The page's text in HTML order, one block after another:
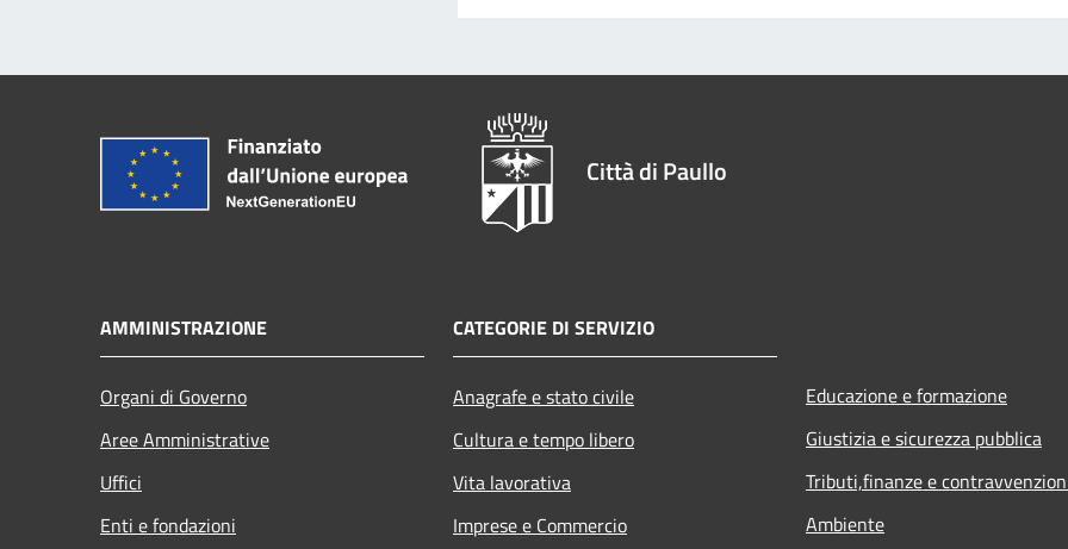
Città di Paullo
AMMINISTRAZIONE
Organi di Governo
Aree Amministrative
Uffici
Enti e fondazioni
CATEGORIE DI SERVIZIO
Anagrafe e stato civile
Cultura e tempo libero
Vita lavorativa
Imprese e Commercio
Educazione e formazione
Giustizia e sicurezza pubblica
Tributi,finanze e
Ambiente